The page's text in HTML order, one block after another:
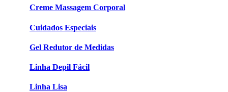
Creme Massagem Corporal
Cuidados Especiais
Gel Redutor de Medidas
Linha Depil Fácil
Linha Lisa